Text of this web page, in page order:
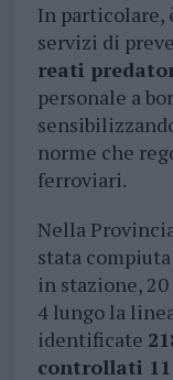
In particolare,
servizi di
reati
personale a
norme che
ferroviari.
Nella
stata
in stazione,
4 lungo la
identificate
controllati